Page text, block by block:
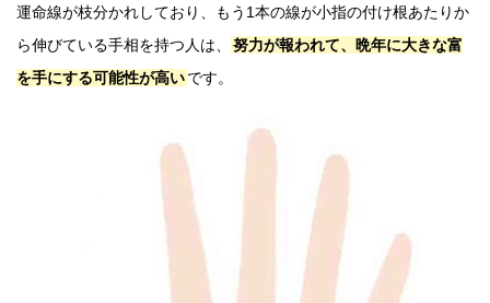
運命線が枝分かれしており、もう1本の線が小指の付け根あたりか
ら伸びている手相を持つ人は、
努力が報われて、晩年に大きな富
を手にする可能性が高いです。